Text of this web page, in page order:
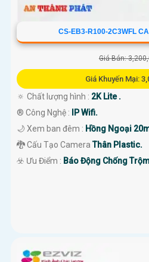
CS-EB3-R100-2C3WFL
Giá Bán:
Giá Khuyến Mại:
🔅 Chất lượng hình : 2K Lite .
®️ Công Nghệ : IP Wifi.
🌙 Xem ban đêm : Hồng Ngoại
🐉️ Cấu Tạo CameraThân Plastic.
️☣️ Ưu Điểm : Báo Động Chống